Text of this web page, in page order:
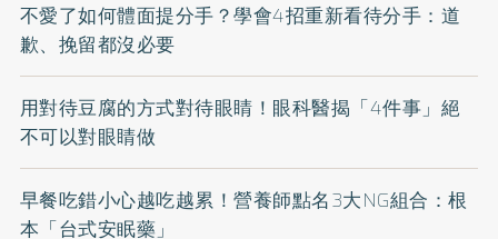
不愛了如何體面提分手？學會4招重新看待分手：道
歉、挽留都沒必要
用對待豆腐的方式對待眼睛！眼科醫揭「4件事」絕
不可以對眼睛做
早餐吃錯小心越吃越累！營養師點名3大NG組合：根
本「台式安眠藥」